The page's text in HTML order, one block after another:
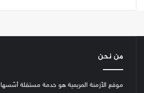
من نحن
موقع الأزمنة المريمية هو خدمة مستقلة أسّسها